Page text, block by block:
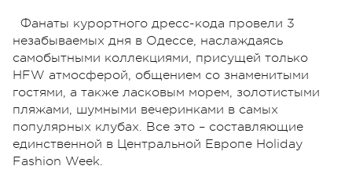
Фанаты курортного дресс-кода провели 3
незабываемых дня в Одессе, наслаждаясь
самобытными коллекциями, присущей только
HFW атмосферой, общением со знаменитыми
гостями, а также ласковым морем, золотистыми
пляжами, шумными вечеринками в самых
популярных клубах. Все это – составляющие
единственной в Центральной Европе Holiday
Fashion Week.